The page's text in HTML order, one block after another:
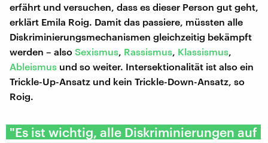
erfährt und versuchen, dass es dieser Person gut geht,
erklärt Emila Roig. Damit das passiere, müssten alle
Diskriminierungsmechanismen gleichzeitig bekämpft
werden – also Sexismus Rassismus Klassismus
Ableismus und so weiter. Intersektionalität ist also ein
Trickle-Up-Ansatz und kein Trickle-Down-Ansatz, so
Roig.
"Es ist wichtig, alle Diskriminierungen auf